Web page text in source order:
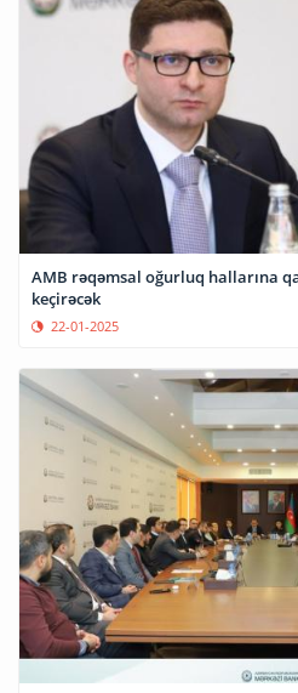
AMB rəqəmsal oğurluq hallarına
keçirəcək
22-01-2025